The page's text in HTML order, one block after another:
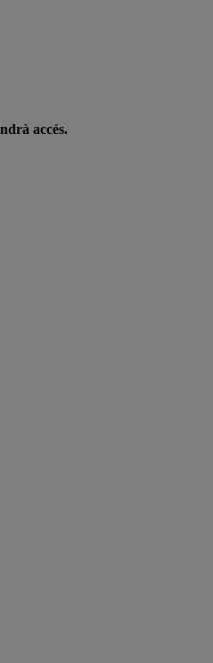
accés.